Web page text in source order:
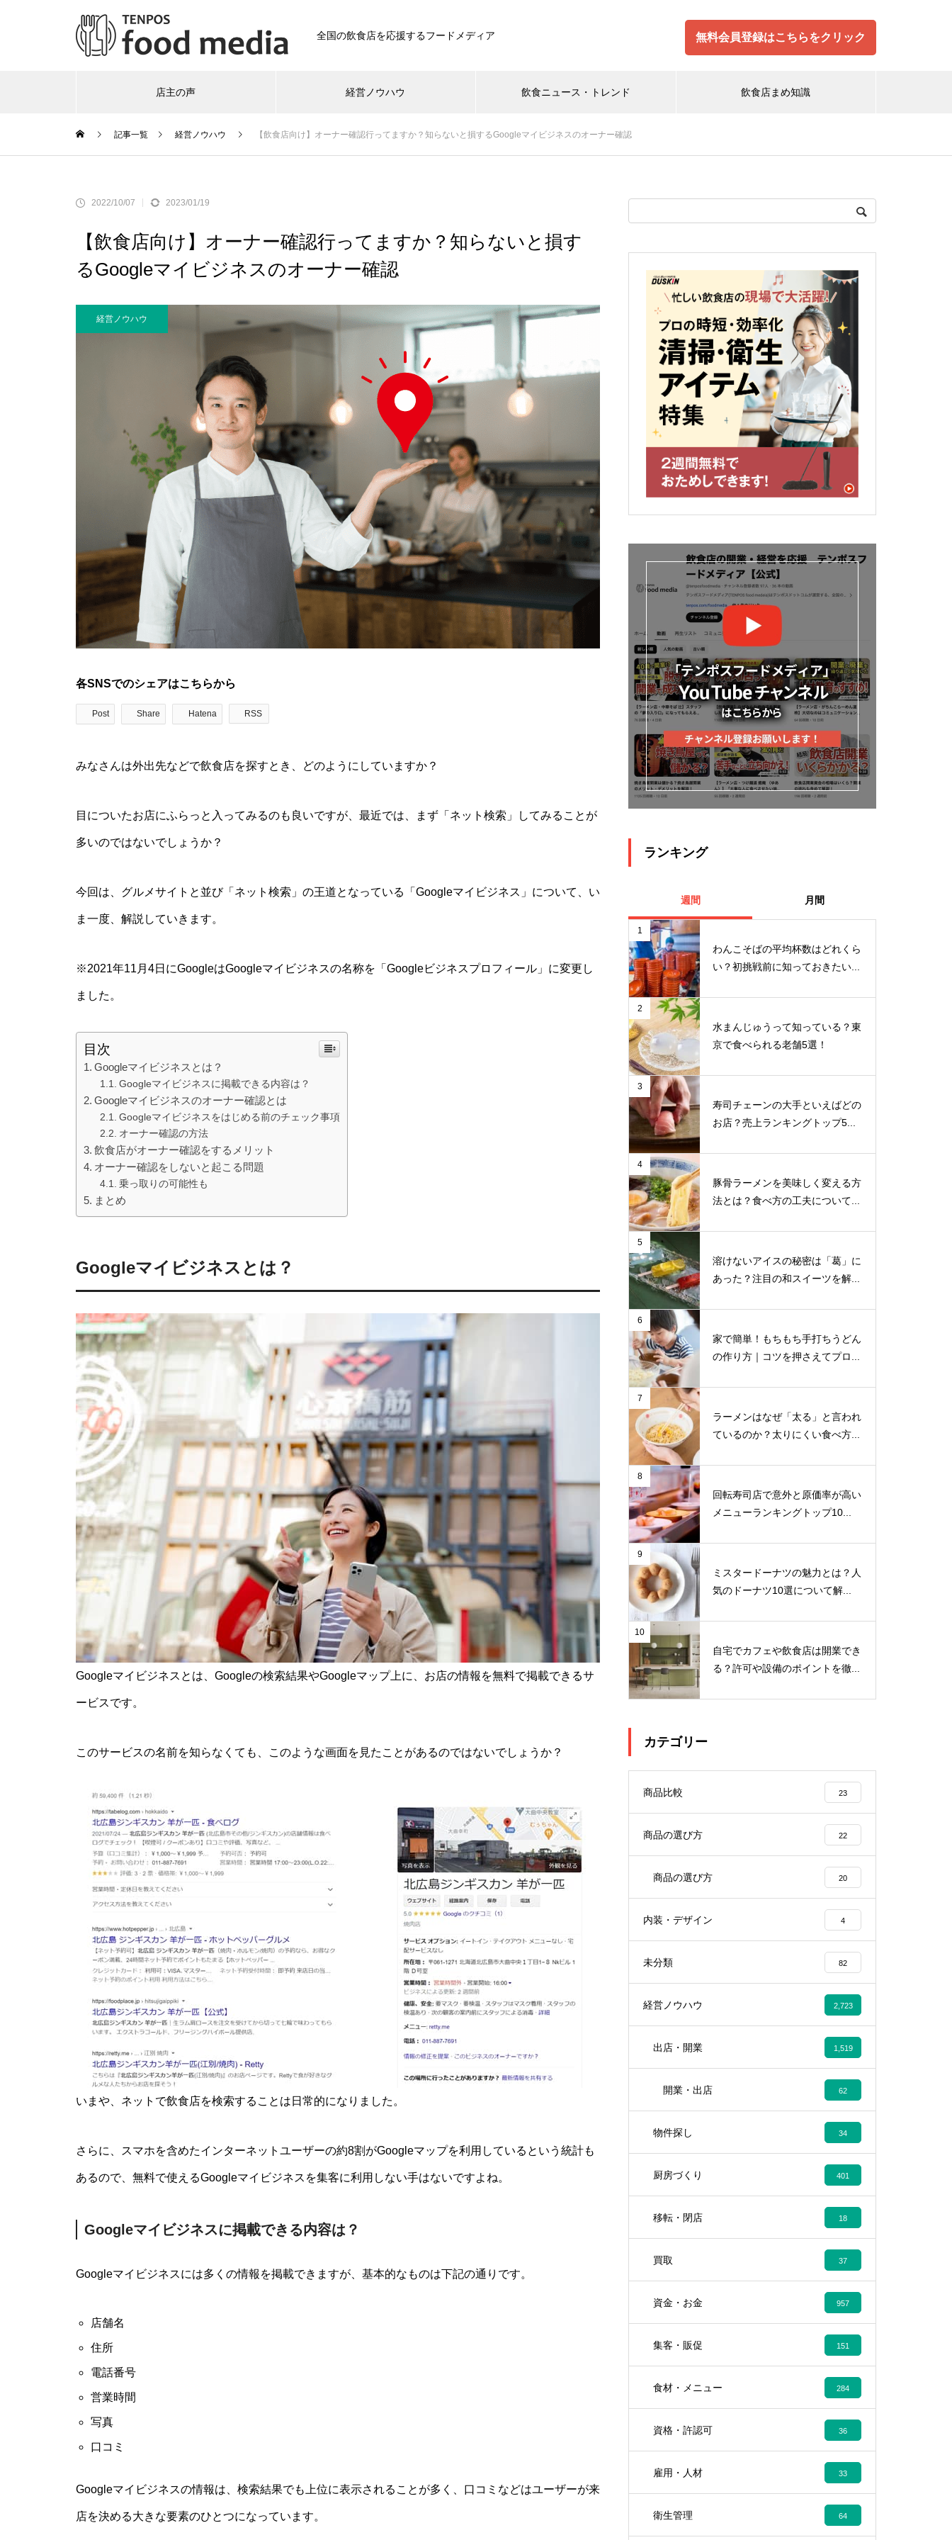
全国の飲食店を応援するフードメディア 無料会員登録はこちらをクリック
店主の声 経営ノウハウ 飲食ニュース・トレンド 飲食店まめ知識
記事一覧 経営ノウハウ 【飲食店向け】オーナー確認行ってますか？知らないと損するGoogleマイビジネスのオーナー確認
2022/10/07 2023/01/19
【飲食店向け】オーナー確認行ってますか？知らないと損す
るGoogleマイビジネスのオーナー確認
経営ノウハウ
各SNSでのシェアはこちらから
Post Share Hatena RSS
みなさんは外出先などで飲食店を探すとき、どのようにしていますか？
目についたお店にふらっと入ってみるのも良いですが、最近では、まず「ネット検索」してみることが
多いのではないでしょうか？
今回は、グルメサイトと並び「ネット検索」の王道となっている「Googleマイビジネス」について、い
ま一度、解説していきます。
※2021年11月4日にGoogleはGoogleマイビジネスの名称を「Googleビジネスプロフィール」に変更し
ました。
目次
Googleマイビジネスとは？
Googleマイビジネスに掲載できる内容は？
Googleマイビジネスのオーナー確認とは
Googleマイビジネスをはじめる前のチェック事項
オーナー確認の方法
飲食店がオーナー確認をするメリット
オーナー確認をしないと起こる問題
乗っ取りの可能性も
まとめ
Googleマイビジネスとは？
Googleマイビジネスとは、Googleの検索結果やGoogleマップ上に、お店の情報を無料で掲載できるサ
ービスです。
このサービスの名前を知らなくても、このような画面を見たことがあるのではないでしょうか？
いまや、ネットで飲食店を検索することは日常的になりました。
さらに、スマホを含めたインターネットユーザーの約8割がGoogleマップを利用しているという統計も
あるので、無料で使えるGoogleマイビジネスを集客に利用しない手はないですよね。
Googleマイビジネスに掲載できる内容は？
Googleマイビジネスには多くの情報を掲載できますが、基本的なものは下記の通りです。
店舗名
住所
電話番号
営業時間
写真
口コミ
Googleマイビジネスの情報は、検索結果でも上位に表示されることが多く、口コミなどはユーザーが来
店を決める大きな要素のひとつになっています。
ランキング
週間 月間
1
わんこそばの平均杯数はどれくら
い？初挑戦前に知っておきたい...
2
水まんじゅうって知っている？東
京で食べられる老舗5選！
3
寿司チェーンの大手といえばどの
お店？売上ランキングトップ5...
4
豚骨ラーメンを美味しく変える方
法とは？食べ方の工夫について...
5
溶けないアイスの秘密は「葛」に
あった？注目の和スイーツを解...
6
家で簡単！もちもち手打ちうどん
の作り方｜コツを押さえてプロ...
7
ラーメンはなぜ「太る」と言われ
ているのか？太りにくい食べ方...
8
回転寿司店で意外と原価率が高い
メニューランキングトップ10...
9
ミスタードーナツの魅力とは？人
気のドーナツ10選について解...
10
自宅でカフェや飲食店は開業でき
る？許可や設備のポイントを徹...
カテゴリー
商品比較 23
商品の選び方 22
商品の選び方 20
内装・デザイン 4
未分類 82
経営ノウハウ 2,723
出店・開業 1,519
開業・出店 62
物件探し 34
厨房づくり 401
移転・閉店 18
買取 37
資金・お金 957
集客・販促 151
食材・メニュー 284
資格・許認可 36
雇用・人材 33
衛生管理 64